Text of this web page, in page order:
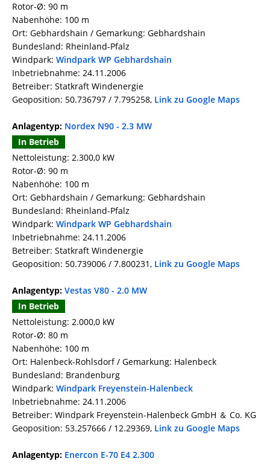
Rotor-Ø: 90 m
Nabenhöhe: 100 m
Ort: Gebhardshain / Gemarkung: Gebhardshain
Bundesland: Rheinland-Pfalz
Windpark: Windpark WP Gebhardshain
Inbetriebnahme: 24.11.2006
Betreiber: Statkraft Windenergie
Geoposition: 50.736797 / 7.795258, Link zu Google Maps
Anlagentyp: Nordex N90 - 2.3 MW
In Betrieb
Nettoleistung: 2.300,0 kW
Rotor-Ø: 90 m
Nabenhöhe: 100 m
Ort: Gebhardshain / Gemarkung: Gebhardshain
Bundesland: Rheinland-Pfalz
Windpark: Windpark WP Gebhardshain
Inbetriebnahme: 24.11.2006
Betreiber: Statkraft Windenergie
Geoposition: 50.739006 / 7.800231, Link zu Google Maps
Anlagentyp: Vestas V80 - 2.0 MW
In Betrieb
Nettoleistung: 2.000,0 kW
Rotor-Ø: 80 m
Nabenhöhe: 100 m
Ort: Halenbeck-Rohlsdorf / Gemarkung: Halenbeck
Bundesland: Brandenburg
Windpark: Windpark Freyenstein-Halenbeck
Inbetriebnahme: 24.11.2006
Betreiber: Windpark Freyenstein-Halenbeck GmbH ＆ Co. KG
Geoposition: 53.257666 / 12.29369, Link zu Google Maps
Anlagentyp: Enercon E-70 E4 2.300